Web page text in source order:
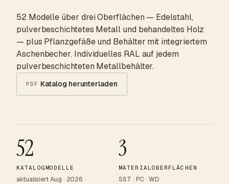
52 Modelle über drei Oberflächen — Edelstahl,
pulverbeschichtetes Metall und behandeltes Holz
— plus Pflanzgefäße und Behälter mit integriertem
Aschenbecher. Individuelles RAL auf jedem
pulverbeschichteten Metallbehälter.
PDF Katalog herunterladen
52
KATALOGMODELLE
aktualisiert Aug · 2026
3
MATERIALOBERFLÄCHEN
SST · PC · WD